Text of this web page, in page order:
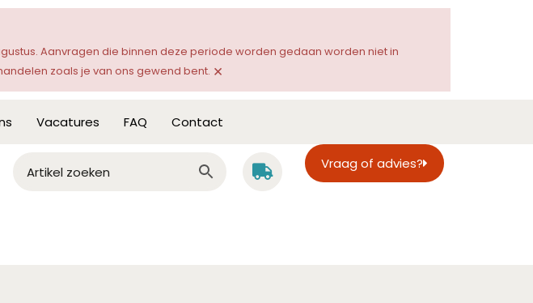
Aanvragen die binnen deze periode worden gedaan worden niet in
zoals je van ons gewend bent. ×
Vacatures FAQ Contact
Vraag of advies?